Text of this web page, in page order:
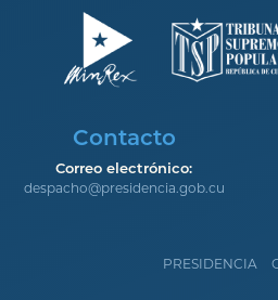
Contacto
Correo electrónico:
despacho@presidencia.gob.cu
PRESIDENCIA